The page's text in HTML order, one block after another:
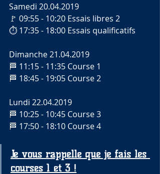
Samedi 20.04.2019
🚩 09:55 - 10:20 Essais libres 2
⏱️ 17:35 - 18:00 Essais qualificatifs
Dimanche 21.04.2019
🏁 11:15 - 11:35 Course 1
🏁 18:45 - 19:05 Course 2
Lundi 22.04.2019
🏁 10:25 - 10:45 Course 3
🏁 17:50 - 18:10 Course 4
Je vous rappelle que je fais les
courses 1 et 3 !